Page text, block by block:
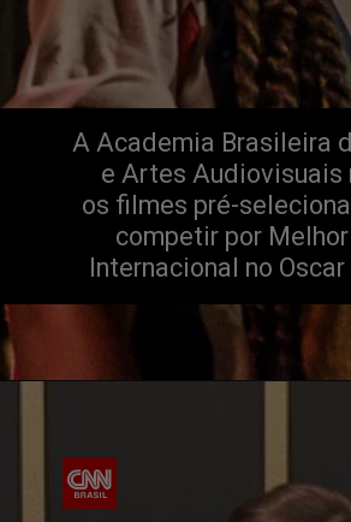
A Academia Brasileira
e Artes Audiovisuais
os filmes pré-
competir por
Internacional no